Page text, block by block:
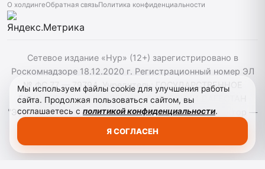
О холдингеОбратная связьПолитика конфиденциальности
Сетевое издание «Нур» (12+) зарегистрировано в
Роскомнадзоре 18.12.2020 г. Регистрационный номер ЭЛ
№ ФС 77 — 79794. Учредитель: ГОСУДАРСТВЕННОЕ
БЮДЖЕТНОЕ УЧРЕЖДЕНИЕ РЕСПУБЛИКИ ДАГЕСТАН
"ЭТНОМЕДИАХОЛДИНГ "ДАГЕСТАН". Главный редактор —
Б. С. Абдуллаев. При использовании материалов сайта
Мы используем файлы cookie для улучшения работы
сайта. Продолжая пользоваться сайтом, вы
соглашаетесь с политикой конфиденциальности.
Я СОГЛАСЕН